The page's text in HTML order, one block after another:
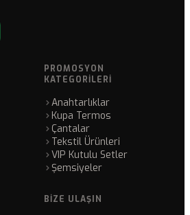
PROMOSYON
KATEGORILERI
Anahtarlıklar
Kupa Termos
Çantalar
Tekstil Ürünleri
VIP Kutulu Setler
Şemsiyeler
BIZE ULAŞIN